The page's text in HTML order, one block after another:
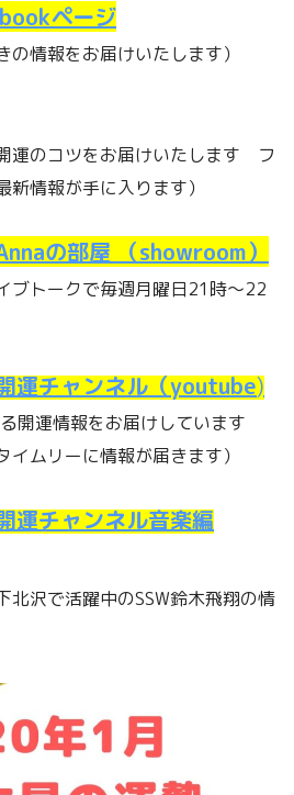
ページ
の情報をお届けいたします）
運のコツをお届けいたします フ
新情報が手に入ります）
の部屋 （showroom）
ブトークで毎週月曜日21時～22
運チャンネル（youtube)
開運情報をお届けしています
ムリーに情報が届きます）
運チャンネル音楽編
北沢で活躍中のSSW鈴木飛翔の情